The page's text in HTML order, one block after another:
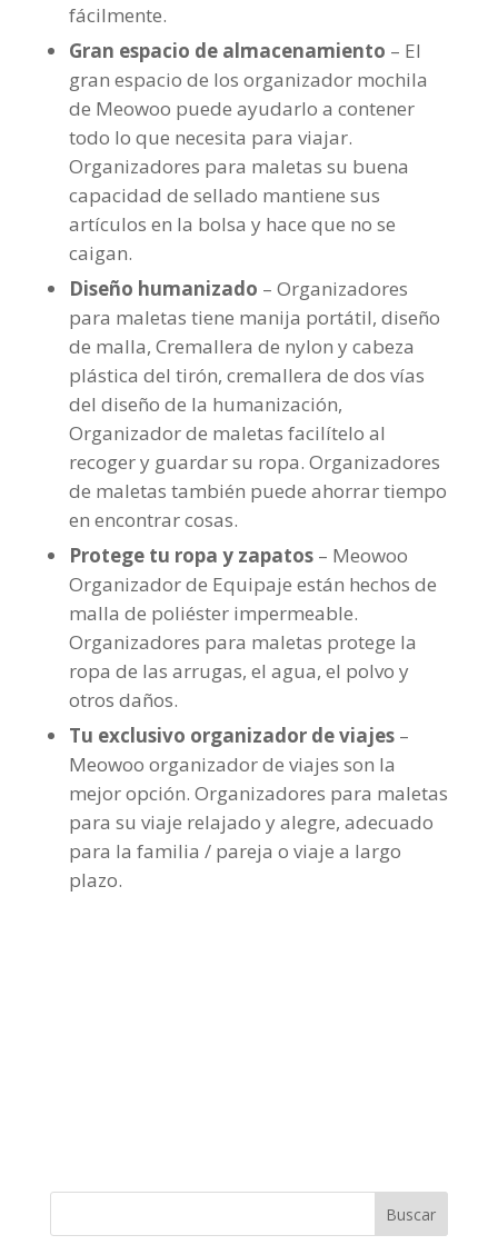
fácilmente.
Gran espacio de almacenamiento – El
gran espacio de los organizador mochila
de Meowoo puede ayudarlo a contener
todo lo que necesita para viajar.
Organizadores para maletas su buena
capacidad de sellado mantiene sus
artículos en la bolsa y hace que no se
caigan.
Diseño humanizado – Organizadores
para maletas tiene manija portátil, diseño
de malla, Cremallera de nylon y cabeza
plástica del tirón, cremallera de dos vías
del diseño de la humanización,
Organizador de maletas facilítelo al
recoger y guardar su ropa. Organizadores
de maletas también puede ahorrar tiempo
en encontrar cosas.
Protege tu ropa y zapatos– Meowoo
Organizador de Equipaje están hechos de
malla de poliéster impermeable.
Organizadores para maletas protege la
ropa de las arrugas, el agua, el polvo y
otros daños.
Tu exclusivo organizador de viajes–
Meowoo organizador de viajes son la
mejor opción. Organizadores para maletas
para su viaje relajado y alegre, adecuado
para la familia / pareja o viaje a largo
plazo.
Buscar